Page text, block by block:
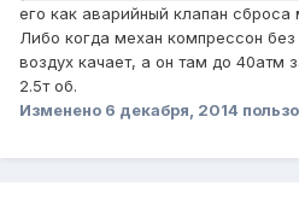
его как аварийный клапан сброса
Либо когда механ компрессон
воздух качает, а он там до 40атм
2.5т об.
Изменено 6 декабря, 2014